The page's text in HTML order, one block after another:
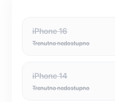
iPhone 16
Trenutno nedostupno
iPhone 14
Trenutno nedostupno